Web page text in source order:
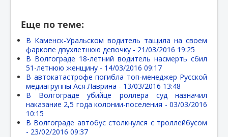
Еще по теме:
В Каменск-Уральском водитель тащила на своем
фаркопе двухлетнюю девочку - 21/03/2016 19:25
В Волгограде 18-летний водитель насмерть сбил
51-летнюю женщину - 14/03/2016 09:17
В автокатастрофе погибла топ-менеджер Русской
медиагруппы Ася Лаврина - 13/03/2016 13:48
В Волгограде убийце роллера суд назначил
наказание 2,5 года колонии-поселения - 03/03/2016
10:15
В Волгограде автобус столкнулся с троллейбусом
- 23/02/2016 09:37